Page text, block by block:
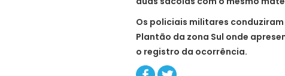
Os policiais militares
Plantão da zona Sul onde
o registro da ocorrência.